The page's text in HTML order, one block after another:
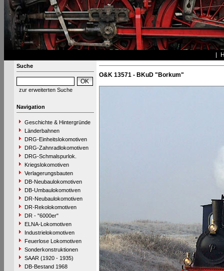
Suche
zur erweiterten Suche
Navigation
Geschichte & Hintergründe
Länderbahnen
DRG-Einheitslokomotiven
DRG-Zahnradlokomotiven
DRG-Schmalspurlok.
Kriegslokomotiven
Verlagerungsbauten
DB-Neubaulokomotiven
DB-Umbaulokomotiven
DR-Neubaulokomotiven
DR-Rekolokomotiven
DR - "6000er"
ELNA-Lokomotiven
Industrielokomotiven
Feuerlose Lokomotiven
Sonderkonstruktionen
SAAR (1920 - 1935)
DB-Bestand 1968
O&K 13571 - BKuD "Borkum"